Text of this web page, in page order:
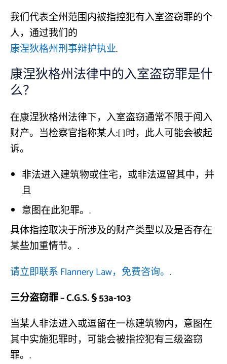
我们代表全州范围内被指控犯有入室盗窃罪的个
人，通过我们的
康涅狄格州刑事辩护执业.
康涅狄格州法律中的入室盗窃罪是什
么？
在康涅狄格州法律下，入室盗窃通常不限于闯入
财产。当检察官指称某人:[ ]时，此人可能会被起
诉。
非法进入建筑物或住宅，或非法逗留其中，并
且
意图在此犯罪。.
具体指控取决于所涉及的财产类型以及是否存在
某些加重情节。.
请立即联系 Flannery Law，免费咨询。.
三分盗窃罪 – C.G.S. § 53a-103
当某人非法进入或逗留在一栋建筑物内，意图在
其中实施犯罪时，可能会被指控犯有三级盗窃
罪。.